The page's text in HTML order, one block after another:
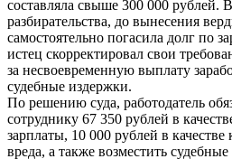
составляла свыше 300 000 рублей.
разбирательства, до вынесения
самостоятельно погасила долг по
истец скорректировал свои
за несвоевременную выплату
судебные издержки.
По решению суда, работодатель
сотруднику 67 350 рублей в
зарплаты, 10 000 рублей в
вреда, а также возместить